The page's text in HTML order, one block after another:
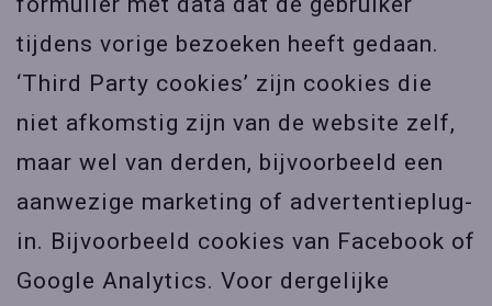
tijdens vorige bezoeken heeft gedaan.
‘Third Party cookies’ zijn cookies die
niet afkomstig zijn van de website zelf,
maar wel van derden, bijvoorbeeld een
aanwezige marketing of advertentieplug-
in. Bijvoorbeeld cookies van Facebook of
Google Analytics. Voor dergelijke